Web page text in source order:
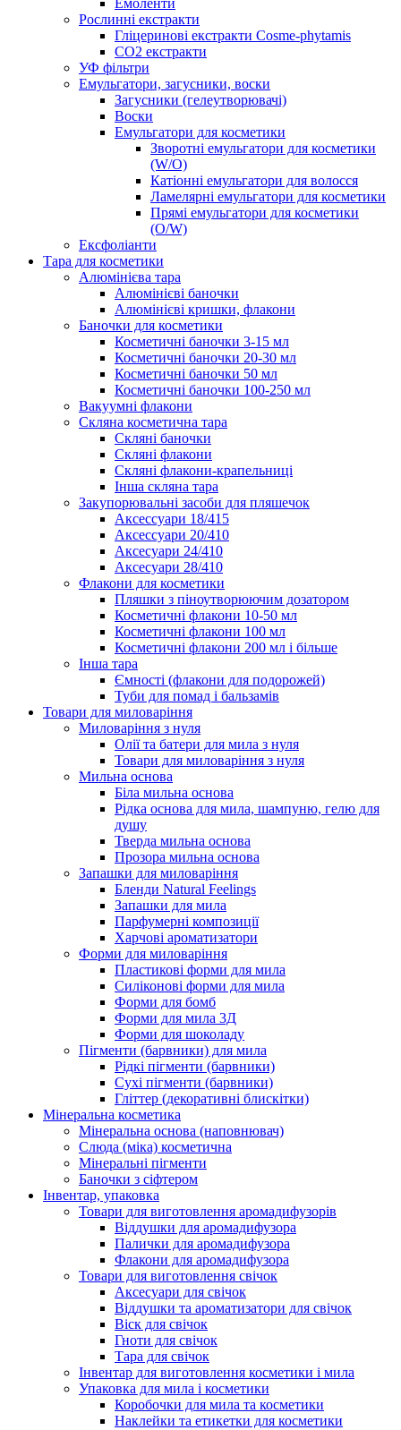
Емоленти
Рослинні екстракти
Гліцеринові екстракти Cosme-phytamis
СО2 екстракти
УФ фільтри
Емульгатори, загусники, воски
Загусники (гелеутворювачі)
Воски
Емульгатори для косметики
Зворотні емульгатори для косметики
(W/O)
Катіонні емульгатори для волосся
Ламелярні емульгатори для косметики
Прямі емульгатори для косметики
(O/W)
Ексфоліанти
Тара для косметики
Алюмінієва тара
Алюмінієві баночки
Алюмінієві кришки, флакони
Баночки для косметики
Косметичні баночки 3-15 мл
Косметичні баночки 20-30 мл
Косметичні баночки 50 мл
Косметичні баночки 100-250 мл
Вакуумні флакони
Скляна косметична тара
Скляні баночки
Скляні флакони
Скляні флакони-крапельниці
Інша скляна тара
Закупорювальні засоби для пляшечок
Аксессуари 18/415
Аксессуари 20/410
Аксесуари 24/410
Аксесуари 28/410
Флакони для косметики
Пляшки з піноутворюючим дозатором
Косметичні флакони 10-50 мл
Косметичні флакони 100 мл
Косметичні флакони 200 мл і більше
Інша тара
Ємності (флакони для подорожей)
Туби для помад і бальзамів
Товари для миловаріння
Миловаріння з нуля
Олії та батери для мила з нуля
Товари для миловаріння з нуля
Мильна основа
Біла мильна основа
Рідка основа для мила, шампуню, гелю для
душу
Тверда мильна основа
Прозора мильна основа
Запашки для миловаріння
Бленди Natural Feelings
Запашки для мила
Парфумерні композиції
Харчові ароматизатори
Форми для миловаріння
Пластикові форми для мила
Силіконові форми для мила
Форми для бомб
Форми для мила 3Д
Форми для шоколаду
Пігменти (барвники) для мила
Рідкі пігменти (барвники)
Сухі пігменти (барвники)
Гліттер (декоративні блискітки)
Мінеральна косметика
Мінеральна основа (наповнювач)
Слюда (міка) косметична
Мінеральні пігменти
Баночки з сіфтером
Інвентар, упаковка
Товари для виготовлення аромадифузорів
Віддушки для аромадифузора
Палички для аромадифузора
Флакони для аромадифузора
Товари для виготовлення свічок
Аксесуари для свічок
Віддушки та ароматизатори для свічок
Віск для свічок
Гноти для свічок
Тара для свічок
Інвентар для виготовлення косметики і мила
Упаковка для мила і косметики
Коробочки для мила та косметики
Наклейки та етикетки для косметики